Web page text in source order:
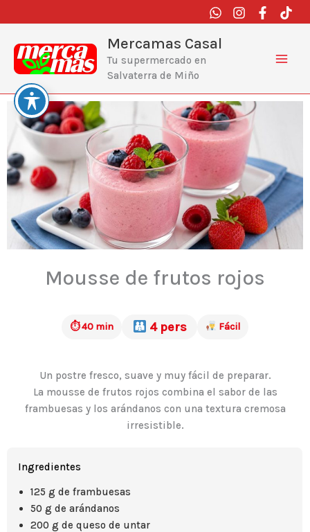
al
contenido
Mercamas Casal
Tu supermercado en
Salvaterra de Miño
Mousse de frutos rojos
⏱ 40 min 4 pers Fácil
Un postre fresco, suave y muy fácil de preparar.
La mousse de frutos rojos combina el sabor de las
frambuesas y los arándanos con una textura cremosa
irresistible.
Ingredientes
125 g de frambuesas
50 g de arándanos
200 g de queso de untar